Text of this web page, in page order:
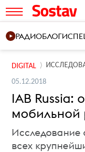
РАДИОБЛОГИ
DIGITAL
05.12.2018
IAB Russia:
мобильной
Исследование
всех